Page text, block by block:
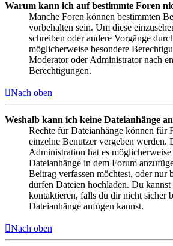
Warum kann ich auf bestimmte Foren
Manche Foren können bestimmten
vorbehalten sein. Um diese
schreiben oder andere Vorgänge
möglicherweise besondere
Moderator oder Administrator nach
Berechtigungen.
Nach oben
Weshalb kann ich keine Dateianhänge
Rechte für Dateianhänge können für
einzelne Benutzer vergeben werden.
Administration hat es
Dateianhänge in dem Forum
Beitrag verfassen möchtest, oder nur
dürfen Dateien hochladen. Du
kontaktieren, falls du dir nicht sicher
Dateianhänge anfügen kannst.
Nach oben